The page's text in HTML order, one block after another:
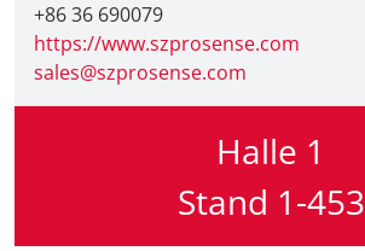
+86 36 690079
https://www.szprosense.com
sales@szprosense.com
Halle 1
Stand 1-453